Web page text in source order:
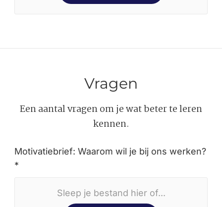
Vragen
Een aantal vragen om je wat beter te leren
kennen.
Motivatiebrief: Waarom wil je bij ons werken?
*
Sleep je bestand hier of...